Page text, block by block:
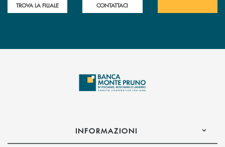
TROVA LA FILIALE CONTATTACI
INFORMAZIONI